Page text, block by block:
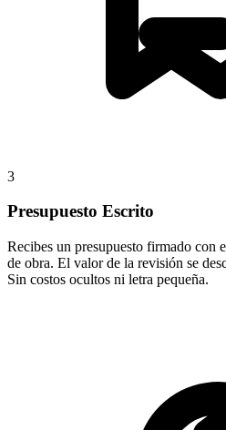
3
Presupuesto Escrito
Recibes un presupuesto firmado con
de obra. El valor de la revisión se
Sin costos ocultos ni letra pequeña.